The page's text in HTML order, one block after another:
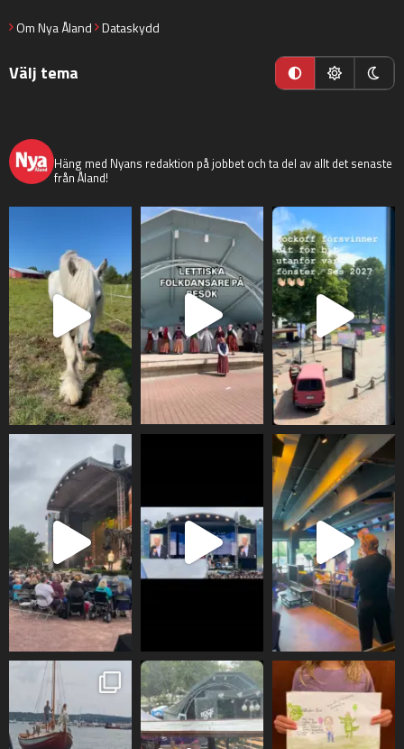
Om Nya Åland Dataskydd
Välj tema
Häng med Nyans redaktion på jobbet och ta del av allt det senaste
från Åland!